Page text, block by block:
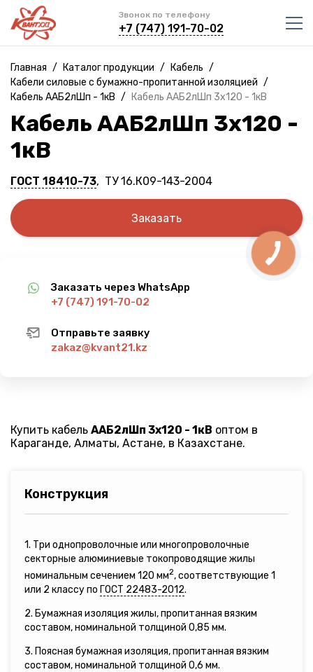
Звонок по телефону
+7 (747) 191-70-02
Главная / Каталог продукции / Кабель /
Кабели силовые с бумажно-пропитанной изоляцией /
Кабель ААБ2лШп - 1кВ / Кабель ААБ2лШп 3х120 - 1кВ
Кабель ААБ2лШп 3х120 -
1кВ
ГОСТ 18410-73, ТУ 16.К09-143-2004
Заказать
Заказать через WhatsApp
+7 (747) 191-70-02
Отправьте заявку
zakaz@kvant21.kz
Купить кабель ААБ2лШп 3х120 - 1кВ оптом в
Караганде, Алматы, Астане, в Казахстане.
Конструкция
1. Три однопроволочные или многопроволочные
секторные алюминиевые токопроводящие жилы
номинальным сечением 120 мм2, соответствующие 1
или 2 классу по ГОСТ 22483-2012.
2. Бумажная изоляция жилы, пропитанная вязким
составом, номинальной толщиной 0,85 мм.
3. Поясная бумажная изоляция, пропитанная вязким
составом, номинальной толщиной 0,6 мм.